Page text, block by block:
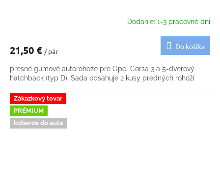
Dodanie: 1-3 pracovné dni
21,50 € / pár
Do košíka
presné gumové autorohože pre Opel Corsa 3 a 5-dverový
hatchback (typ D). Sada obsahuje 2 kusy predných rohoží
Zákazkový tovar
PRÉMIUM
koberce do auta